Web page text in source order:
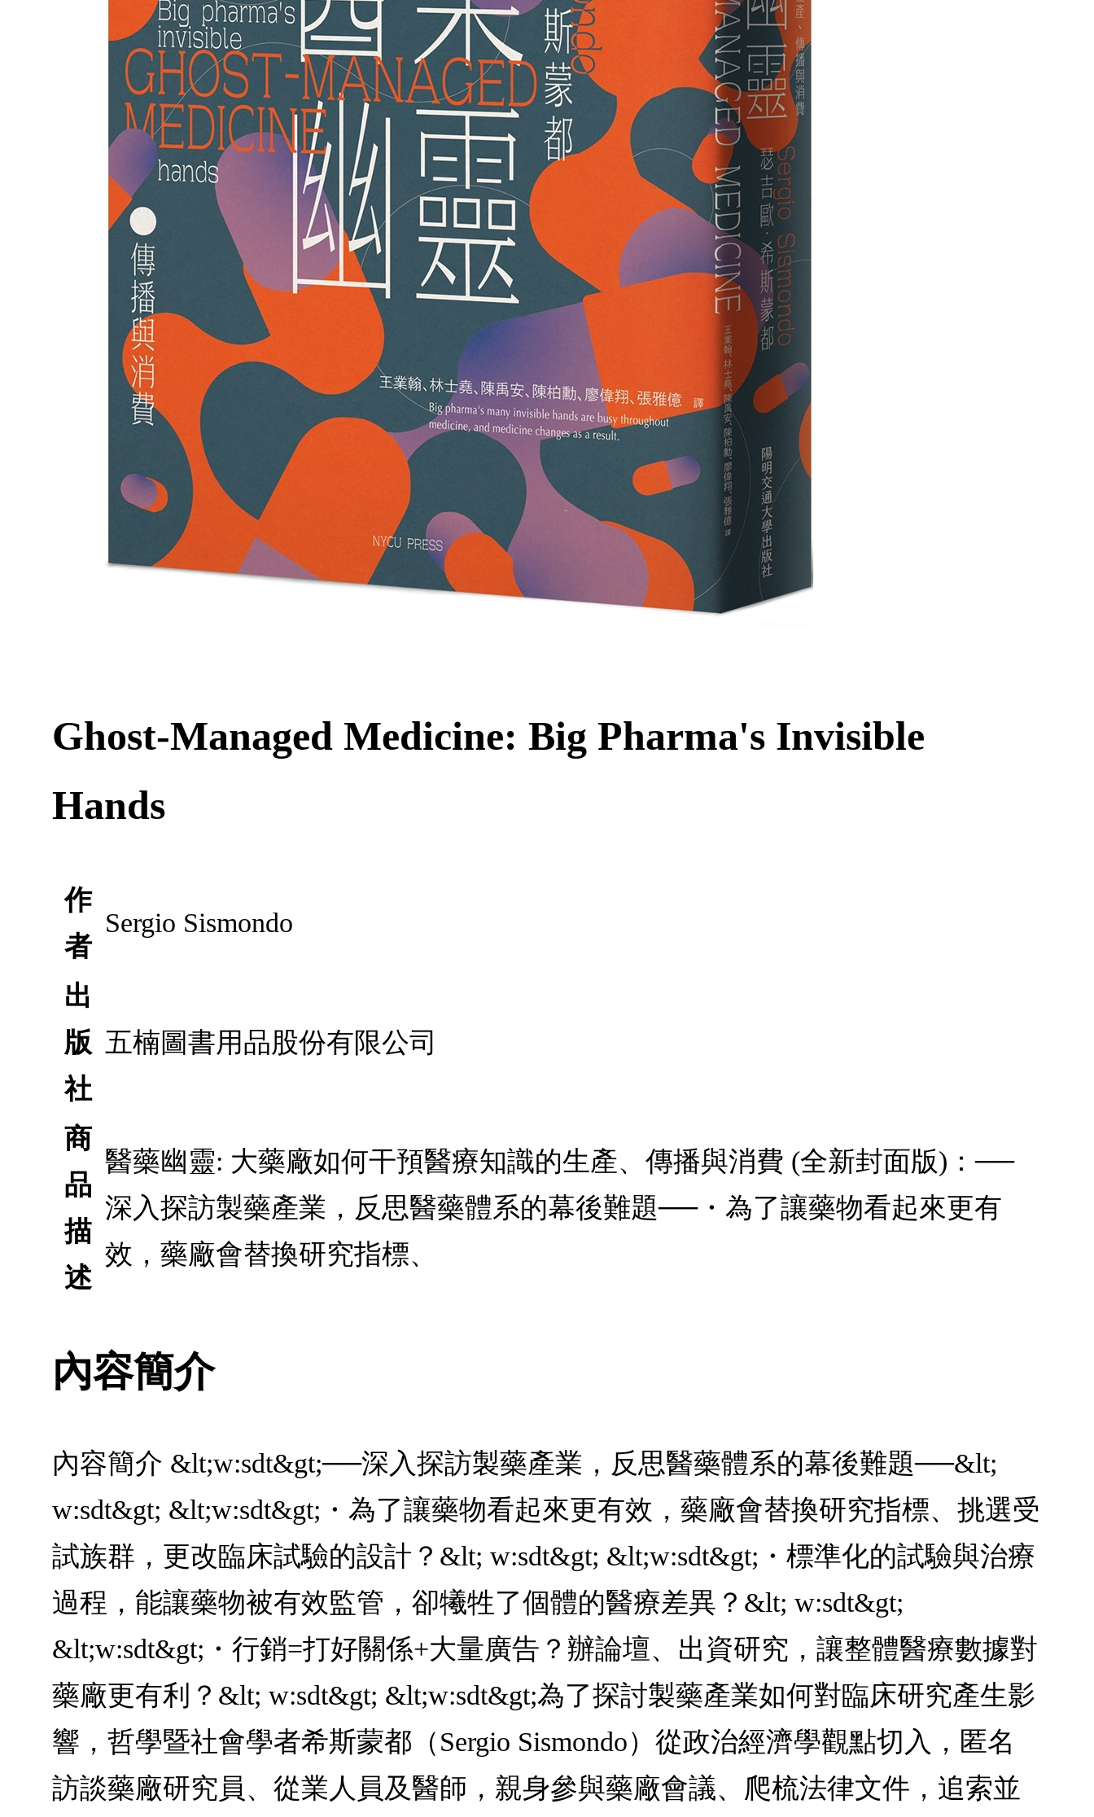
Ghost-Managed Medicine: Big Pharma's Invisible
Hands
作
者
Sergio Sismondo
出
版
社
五楠圖書用品股份有限公司
商
品
描
述
醫藥幽靈: 大藥廠如何干預醫療知識的生產、傳播與消費 (全新封面版)：──
深入探訪製藥產業，反思醫藥體系的幕後難題──・為了讓藥物看起來更有
效，藥廠會替換研究指標、
內容簡介
內容簡介 &lt;w:sdt&gt;──深入探訪製藥產業，反思醫藥體系的幕後難題──&lt;
w:sdt&gt; &lt;w:sdt&gt;・為了讓藥物看起來更有效，藥廠會替換研究指標、挑選受
試族群，更改臨床試驗的設計？&lt; w:sdt&gt; &lt;w:sdt&gt;・標準化的試驗與治療
過程，能讓藥物被有效監管，卻犧牲了個體的醫療差異？&lt; w:sdt&gt;
&lt;w:sdt&gt;・行銷=打好關係+大量廣告？辦論壇、出資研究，讓整體醫療數據對
藥廠更有利？&lt; w:sdt&gt; &lt;w:sdt&gt;為了探討製藥產業如何對臨床研究產生影
響，哲學暨社會學者希斯蒙都（Sergio Sismondo）從政治經濟學觀點切入，匿名
訪談藥廠研究員、從業人員及醫師，親身參與藥廠會議、爬梳法律文件，追索並